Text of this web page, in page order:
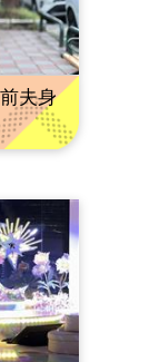
夫身